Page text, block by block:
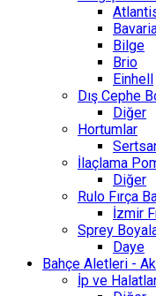
Bilge
Brio
Einhell
Dış Cephe
Diğer
Hortumlar
İlaçlama
Diğer
Rulo Fırça
İzmir
Sprey
Daye
Bahçe Aletleri -
İp ve